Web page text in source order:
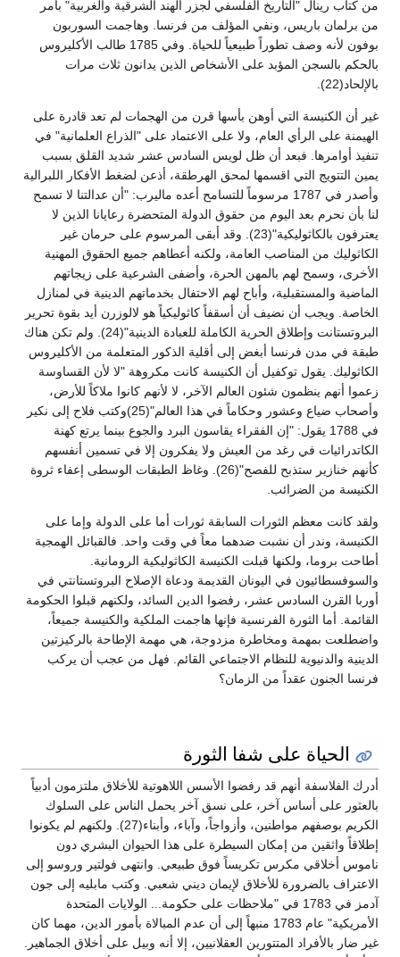
من كتاب رينال "التاريخ الفلسفي لجزر الهند الشرقية والغربية" بأمر
من برلمان باريس، ونفي المؤلف من فرنسا. وهاجمت السوربون
بوفون لأنه وصف تطوراً طبيعياً للحياة. وفي 1785 طالب الأكليروس
بالحكم بالسجن المؤبد على الأشخاص الذين يدانون ثلاث مرات
بالإلحاد(22).
غير أن الكنيسة التي أوهن بأسها قرن من الهجمات لم تعد قادرة على
الهيمنة على الرأي العام، ولا على الاعتماد على "الذراع العلمانية" في
تنفيذ أوامرها. فبعد أن ظل لويس السادس عشر شديد القلق بسبب
يمين التتويج التي اقسمها لمحق الهرطقة، أذعن لضغط الأفكار اللبرالية
وأصدر في 1787 مرسوماً للتسامح أعده ماليرب: "أن عدالتنا لا تسمح
لنا بأن نحرم بعد اليوم من حقوق الدولة المتحضرة رعايانا الذين لا
يعترفون بالكاثوليكية"(23). وقد أبقى المرسوم على حرمان غير
الكاثوليك من المناصب العامة، ولكنه أعطاهم جميع الحقوق المهنية
الأخرى، وسمح لهم بالمهن الحرة، وأضفى الشرعية على زيجاتهم
الماضية والمستقبلية، وأباح لهم الاحتفال بخدماتهم الدينية في لمنازل
الخاصة. ويجب أن نضيف أن أسقفاً كاثوليكياً هو لالوزرن أيد بقوة تحرير
البروتستانت وإطلاق الحرية الكاملة للعبادة الدينية"(24). ولم تكن هناك
طبقة في مدن فرنسا أبغض إلى أقلية الذكور المتعلمة من الأكليروس
الكاثوليك. يقول توكفيل أن الكنيسة كانت مكروهة "لا لأن القساوسة
زعموا أنهم ينظمون شئون العالم الآخر، لا لأنهم كانوا ملاكاً للأرض،
وأصحاب ضياع وعشور وحكاماً في هذا العالم"(25)وكتب فلاح إلى نكير
في 1788 يقول: "إن الفقراء يقاسون البرد والجوع بينما يرتع كهنة
الكاتدرائيات في رغد من العيش ولا يفكرون إلا في تسمين أنفسهم
كأنهم خنازير ستذبح للفصح"(26). وغاظ الطبقات الوسطى إعفاء ثروة
الكنيسة من الضرائب.
ولقد كانت معظم الثورات السابقة ثورات أما على الدولة وإما على
الكنيسة، وندر أن نشبت ضدهما معاً في وقت واحد. فالقبائل الهمجية
أطاحت بروما، ولكنها قبلت الكنيسة الكاثوليكية الرومانية.
والسوفسطائيون في اليونان القديمة ودعاة الإصلاح البروتستانتي في
أوربا القرن السادس عشر، رفضوا الدين السائد، ولكنهم قبلوا الحكومة
القائمة. أما الثورة الفرنسية فإنها هاجمت الملكية والكنيسة جميعاً،
واضطلعت بمهمة ومخاطرة مزدوجة، هي مهمة الإطاحة بالركيزتين
الدينية والدنيوية للنظام الاجتماعي القائم. فهل من عجب أن يركب
فرنسا الجنون عقداً من الزمان؟
الحياة على شفا الثورة
أدرك الفلاسفة أنهم قد رفضوا الأسس اللاهوتية للأخلاق ملتزمون أدبياً
بالعثور على أساس آخر، على نسق آخر يحمل الناس على السلوك
الكريم بوصفهم مواطنين، وأزواجاً، وآباء، وأبناء(27). ولكنهم لم يكونوا
إطلاقاً واثقين من إمكان السيطرة على هذا الحيوان البشري دون
ناموس أخلاقي مكرس تكريساً فوق طبيعي. وانتهى فولتير وروسو إلى
الاعتراف بالضرورة للأخلاق لإيمان ديني شعبي. وكتب مابليه إلى جون
آدمز في 1783 في "ملاحظات على حكومة... الولايات المتحدة
الأمريكية" عام 1783 منبهاً إلى أن عدم المبالاة بأمور الدين، مهما كان
غير ضار بالأفراد المتتورين العقلانيين، إلا أنه وبيل على أخلاق الجماهير.